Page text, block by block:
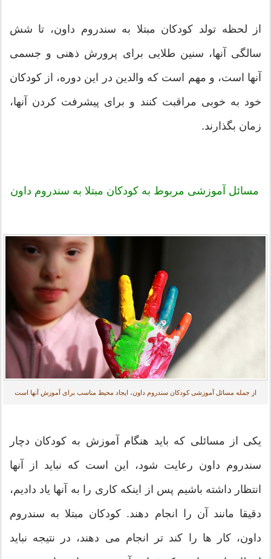
از لحظه تولد کودکان مبتلا به سندروم داون، تا شش
سالگی آنها، سنین طلایی برای پرورش ذهنی و جسمی
آنها است، و مهم است که والدین در این دوره، از کودکان
خود به خوبی مراقبت کنند و برای پیشرفت کردن آنها،
زمان بگذارند.
مسائل آموزشی مربوط به کودکان مبتلا به سندروم داون
از جمله مسائل آموزشی کودکان سندروم داون، ایجاد محیط مناسب برای آموزش آنها است
یکی از مسائلی که باید هنگام آموزش به کودکان دچار
سندروم داون رعایت شود، این است که نباید از آنها
انتظار داشته باشیم پس از اینکه کاری را به آنها یاد دادیم،
دقیقا مانند آن را انجام دهند. کودکان مبتلا به سندروم
داون، کار ها را کند تر انجام می دهند، در نتیجه نباید